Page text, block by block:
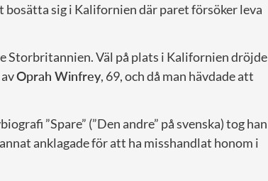
sig i Kalifornien där paret försöker leva
Storbritannien. Väl på plats i Kalifornien dröjde
Oprah Winfrey, 69, och då man hävdade att
”Spare” (”Den andre” på svenska) tog han
anklagade för att ha misshandlat honom i